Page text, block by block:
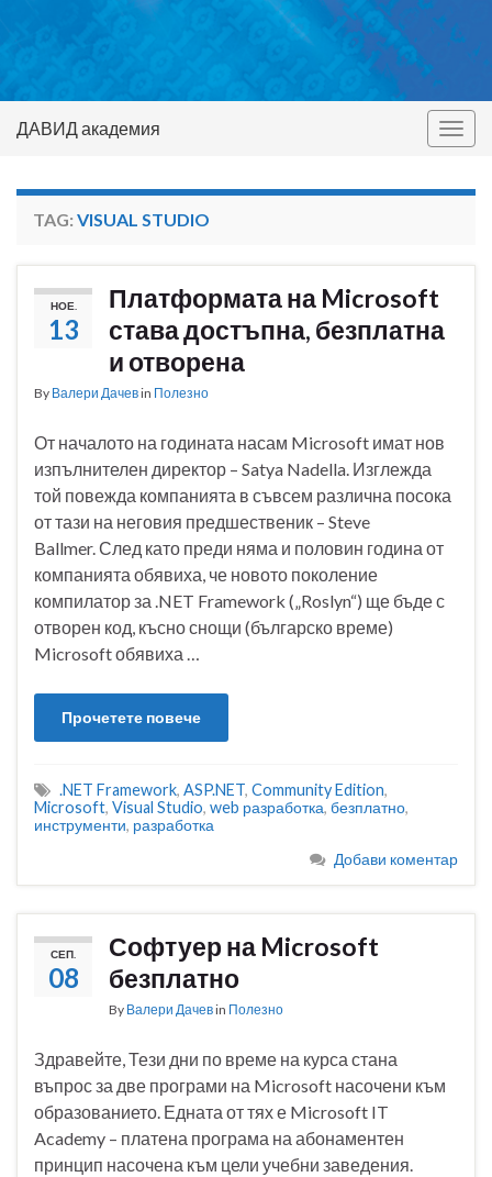
ДАВИД академия
TAG: VISUAL STUDIO
НОЕ.
13
Платформата на Microsoft
става достъпна, безплатна
и отворена
By Валери Дачевin Полезно
От началото на годината насам Microsoft имат нов
изпълнителен директор – Satya Nadella. Изглежда
той повежда компанията в съвсем различна посока
от тази на неговия предшественик – Steve
Ballmer. След като преди няма и половин година от
компанията обявиха, че новото поколение
компилатор за .NET Framework („Roslyn“) ще бъде с
отворен код, късно снощи (българско време)
Microsoft обявиха …
Прочетете повече
.NET Framework, ASP.NET, Community Edition,
Microsoft, Visual Studio, web разработка, безплатно,
инструменти, разработка
Добави коментар
СЕП.
08
Софтуер на Microsoft
безплатно
By Валери Дачевin Полезно
Здравейте, Тези дни по време на курса стана
въпрос за две програми на Microsoft насочени към
образованието. Едната от тях е Microsoft IT
Academy – платена програма на абонаментен
принцип насочена към цели учебни заведения.